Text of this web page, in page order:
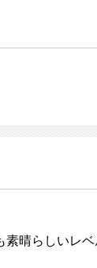
晴らしいレベ